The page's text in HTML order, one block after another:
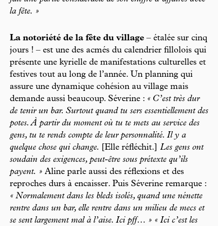
la fête. »
La notoriété de la fête du village – étalée sur cinq
jours ! – est une des acmés du calendrier fillolois qui
présente une kyrielle de manifestations culturelles et
festives tout au long de l’année. Un planning qui
assure une dynamique cohésion au village mais
demande aussi beaucoup. Séverine : « C’est très dur
de tenir un bar. Surtout quand tu sers essentiellement des
potes. À partir du moment où tu te mets au service des
gens, tu te rends compte de leur personnalité. Il y a
quelque chose qui change.
[Elle réfléchit.] Les gens ont
soudain des exigences, peut-être sous prétexte qu’ils
payent. » Aline parle aussi des réflexions et des
reproches durs à encaisser. Puis Séverine remarque :
« Normalement dans les bleds isolés, quand une nénette
rentre dans un bar, elle rentre dans un milieu de mecs et
se sent largement mal à l’aise. Ici pff… » « Ici c’est les